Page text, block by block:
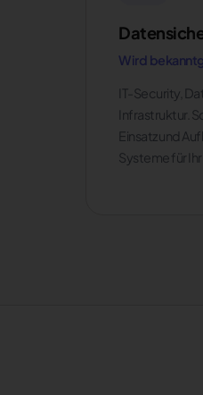
Wird
IT-Security,
Infrastruktur.
Einsatz und
Systeme für